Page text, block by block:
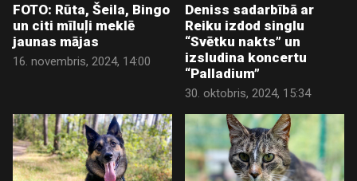
FOTO: Rūta, Šeila, Bingo
un citi mīluļi meklē
jaunas mājas
16. novembris, 2024, 14:00
Deniss sadarbībā ar
Reiku izdod singlu
“Svētku nakts” un
izsludina koncertu
“Palladium”
30. oktobris, 2024, 15:34